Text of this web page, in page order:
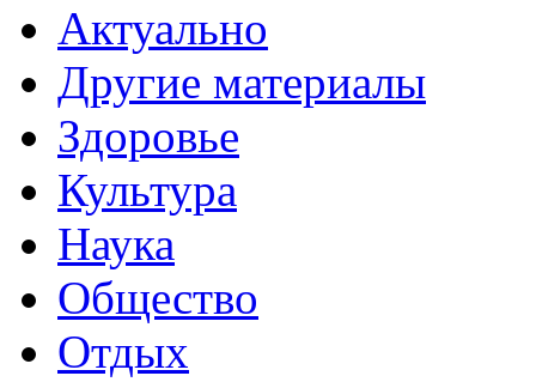
Актуально
Другие материалы
Здоровье
Культура
Наука
Общество
Отдых